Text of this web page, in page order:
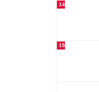
14
15